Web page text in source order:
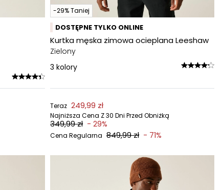
-29% Taniej
DOSTĘPNE TYLKO ONLINE
Kurtka męska zimowa ocieplana Leeshaw
Zielony
3 kolory
Teraz 249,99 zł
Najniższa Cena Z 30 Dni Przed Obniżką
349,99 zł - 29%
Cena Regularna 849,99 zł - 71%